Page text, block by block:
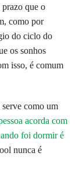
prazo que o
como por
do ciclo do
os sonhos
isso, é comum
como um
acorda com
foi dormir é
nunca é